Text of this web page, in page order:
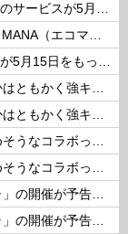
【聖剣EoM】「聖剣伝説 ECHOES of MANA」のサービスが5月15日15：00をもって終了に
【聖剣EoM】スクエニ『聖剣伝説 ECHOES of MANA（エコマナ）』が2023年5月15日をもって運営サービス終了を発表
【聖剣EoM】「聖剣伝説 ECHOES of MANA」が5月15日をもってサービス終了に
【エコマナ】土アンジェラってモーションとかはともかく強キャラなの？
【エコマナ】土アンジェラってモーションとかはともかく強キャラなの？
【エコマナ】世界観を壊さなくて人を呼び込めそうなコラボって何があるだろう？
【エコマナ】世界観を壊さなくて人を呼び込めそうなコラボって何があるだろう？
【エコマナ】「はにかみサンタクロースガチャ」の開催が予告されたぞ！
【エコマナ】「はにかみサンタクロースガチャ」の開催が予告されたぞ！